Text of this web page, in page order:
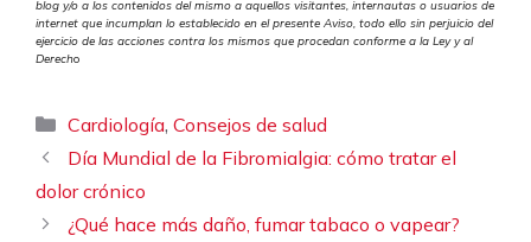
blog y/o a los contenidos del mismo a aquellos visitantes, internautas o usuarios de
internet que incumplan lo establecido en el presente Aviso, todo ello sin perjuicio del
ejercicio de las acciones contra los mismos que procedan conforme a la Ley y al
Derecho
Categorías
Cardiología,Consejos de salud
Día Mundial de la Fibromialgia: cómo tratar el
dolor crónico
¿Qué hace más daño, fumar tabaco o vapear?